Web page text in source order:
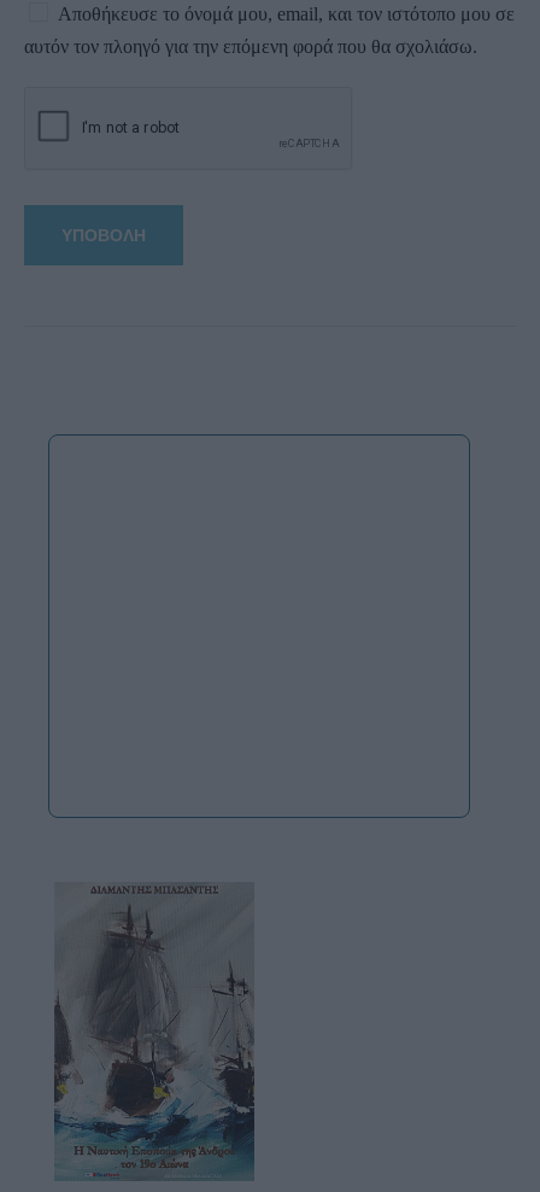
Αποθήκευσε το όνομά μου, email, και τον ιστότοπο μου σε
αυτόν τον πλοηγό για την επόμενη φορά που θα σχολιάσω.